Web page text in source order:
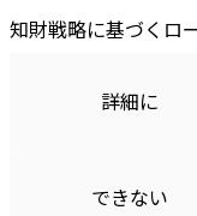
知財戦略に基づくロ
詳細に
できない